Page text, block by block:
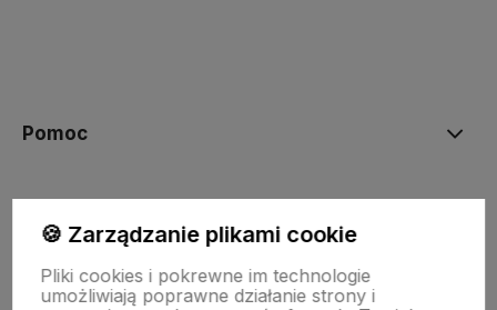
Pomoc
Płatności i dostawa
🍪 Zarządzanie plikami cookie
Pliki cookies i pokrewne im technologie
umożliwiają poprawne działanie strony i